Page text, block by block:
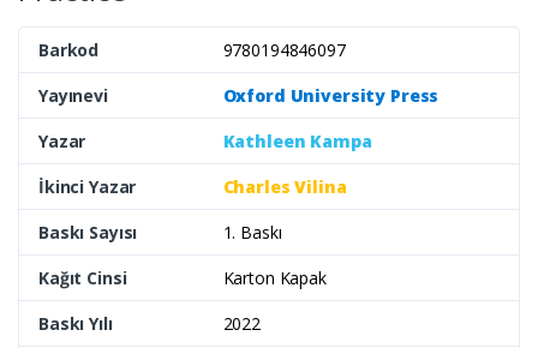
Barkod
9780194846097
Yayınevi
Oxford University Press
Yazar
Kathleen Kampa
İkinci Yazar
Charles Vilina
Baskı Sayısı
1. Baskı
Kağıt Cinsi
Karton Kapak
Baskı Yılı
2022